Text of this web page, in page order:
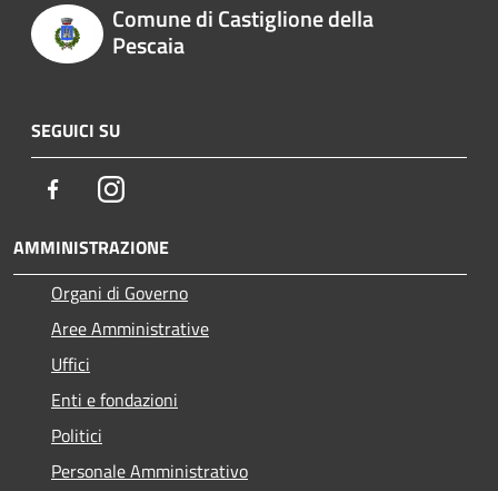
Comune di Castiglione della
Pescaia
SEGUICI SU
FacebookInstagram
AMMINISTRAZIONE
Organi di Governo
Aree Amministrative
Uffici
Enti e fondazioni
Politici
Personale Amministrativo